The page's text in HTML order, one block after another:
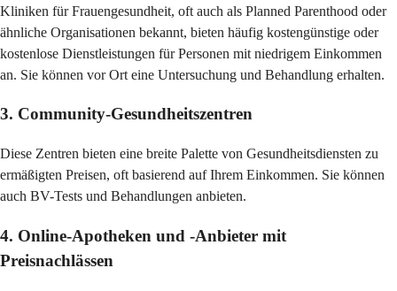
Kliniken für Frauengesundheit, oft auch als Planned Parenthood oder
ähnliche Organisationen bekannt, bieten häufig kostengünstige oder
kostenlose Dienstleistungen für Personen mit niedrigem Einkommen
an. Sie können vor Ort eine Untersuchung und Behandlung erhalten.
3. Community-Gesundheitszentren
Diese Zentren bieten eine breite Palette von Gesundheitsdiensten zu
ermäßigten Preisen, oft basierend auf Ihrem Einkommen. Sie können
auch BV-Tests und Behandlungen anbieten.
4. Online-Apotheken und -Anbieter mit
Preisnachlässen